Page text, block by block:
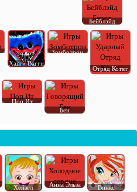
Бейблэйд
Хагги Вагги
Зомботрон
Отряд Котят
Поп Ит
Бен
Хейзел Анна Эльза Винкс